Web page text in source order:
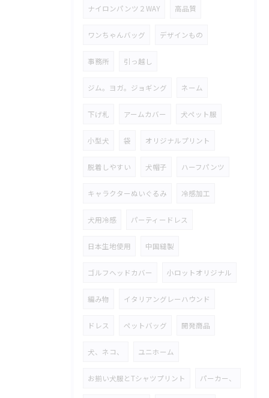
ナイロンパンツ２WAY 高品質
ワンちゃんバッグ デザインもの
事務所 引っ越し
ジム。ヨガ。ジョギング ネーム
下げ札 アームカバー 犬ペット服
小型犬 袋 オリジナルプリント
脱着しやすい 犬帽子 ハーフパンツ
キャラクターぬいぐるみ 冷感加工
犬用冷感 パーティードレス
日本生地使用 中国縫製
ゴルフヘッドカバー 小ロットオリジナル
編み物 イタリアングレーハウンド
ドレス ペットバッグ 開発商品
犬、ネコ、 ユニホーム
お揃い犬服とTシャツプリント パーカー、